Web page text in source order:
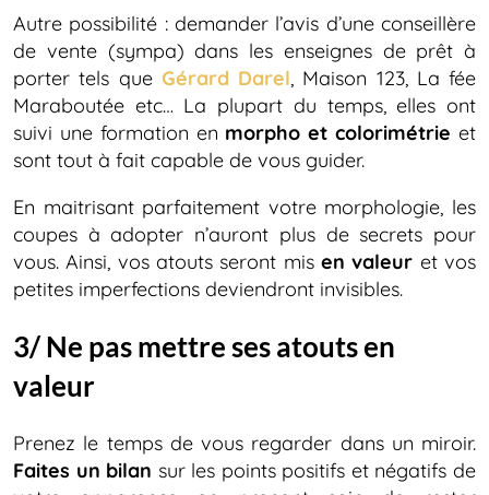
Autre possibilité : demander l’avis d’une conseillère
de vente (sympa) dans les enseignes de prêt à
porter tels que Gérard Darel, Maison 123, La fée
Maraboutée etc… La plupart du temps, elles ont
suivi une formation en morpho et colorimétrie et
sont tout à fait capable de vous guider.
En maitrisant parfaitement votre morphologie, les
coupes à adopter n’auront plus de secrets pour
vous. Ainsi, vos atouts seront mis en valeur et vos
petites imperfections deviendront invisibles.
3/ Ne pas mettre ses atouts en
valeur
Prenez le temps de vous regarder dans un miroir.
Faites un bilan sur les points positifs et négatifs de